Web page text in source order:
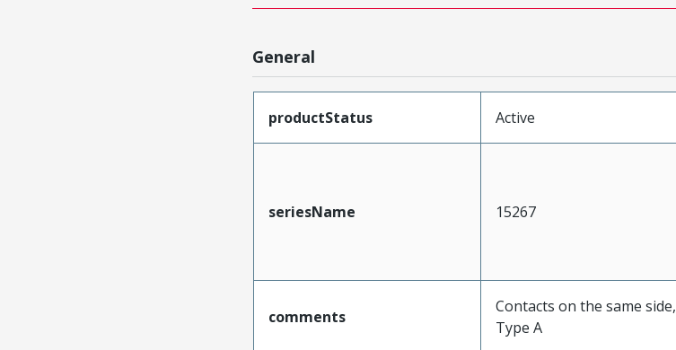
General
productStatus Active
seriesName 15267
comments
Contacts on the same side,
Type A